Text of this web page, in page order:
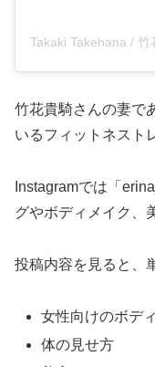
竹花貴騎さんの妻で
いるフィットネスト
Instagramでは「
グやボディメイク、
投稿内容を見ると、
女性向けのボデ
体の見せ方